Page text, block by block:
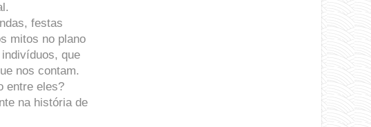
festas
mitos no plano
que
nos contam.
entre eles?
na história de